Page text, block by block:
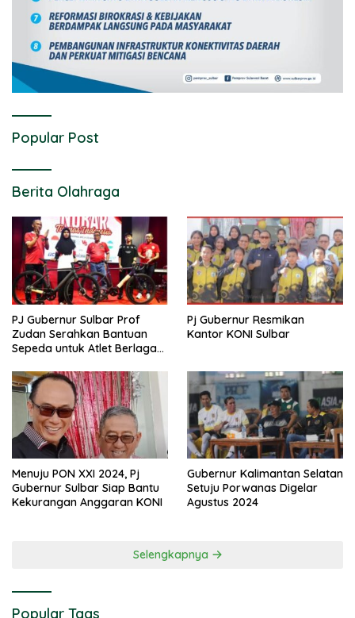
Popular Post
Berita Olahraga
PJ Gubernur Sulbar Prof
Zudan Serahkan Bantuan
Sepeda untuk Atlet Berlaga
Pj Gubernur Resmikan
Kantor KONI Sulbar
Menuju PON XXI 2024, Pj
Gubernur Sulbar Siap Bantu
Kekurangan Anggaran KONI
Gubernur Kalimantan Selatan
Setuju Porwanas Digelar
Agustus 2024
Selengkapnya
Popular Tags